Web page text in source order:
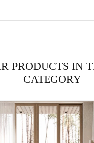
PRODUCTS IN
CATEGORY